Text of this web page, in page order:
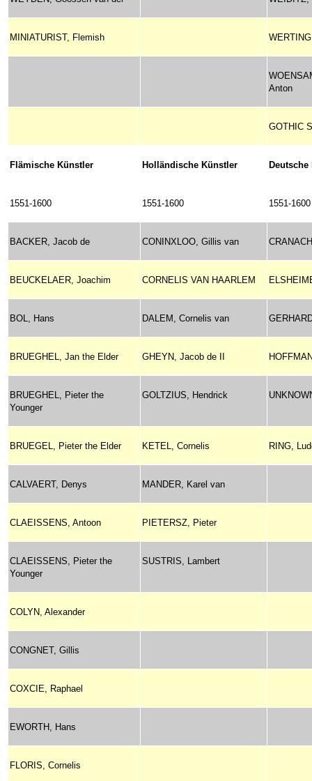
MINIATURIST, Flemish
Anton
GOTHIC
Flämische Künstler Holländische Künstler
1551-1600 1551-1600 1551-1600
BACKER, Jacob de CONINXLOO, Gillis van
BEUCKELAER, Joachim CORNELIS VAN HAARLEM
BOL, Hans DALEM, Cornelis van
BRUEGHEL, Jan the Elder GHEYN, Jacob de II
BRUEGHEL, Pieter the
Younger
GOLTZIUS, Hendrick
BRUEGEL, Pieter the Elder KETEL, Cornelis RING,
CALVAERT, Denys MANDER, Karel van
CLAEISSENS, Antoon PIETERSZ, Pieter
CLAEISSENS, Pieter the
Younger
SUSTRIS, Lambert
COLYN, Alexander
CONGNET, Gillis
COXCIE, Raphael
EWORTH, Hans
FLORIS, Cornelis